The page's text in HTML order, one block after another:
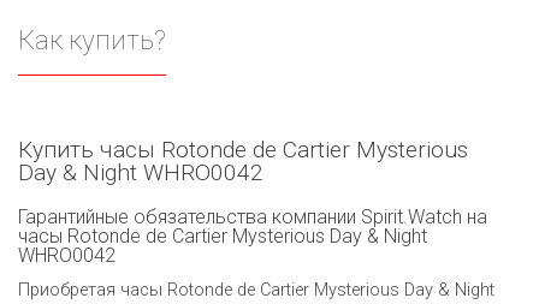
Как купить?
Купить часы Rotonde de Cartier Mysterious
Day & Night WHRO0042
Гарантийные обязательства компании Spirit.Watch на
часы Rotonde de Cartier Mysterious Day & Night
WHRO0042
Приобретая часы Rotonde de Cartier Mysterious Day & Night